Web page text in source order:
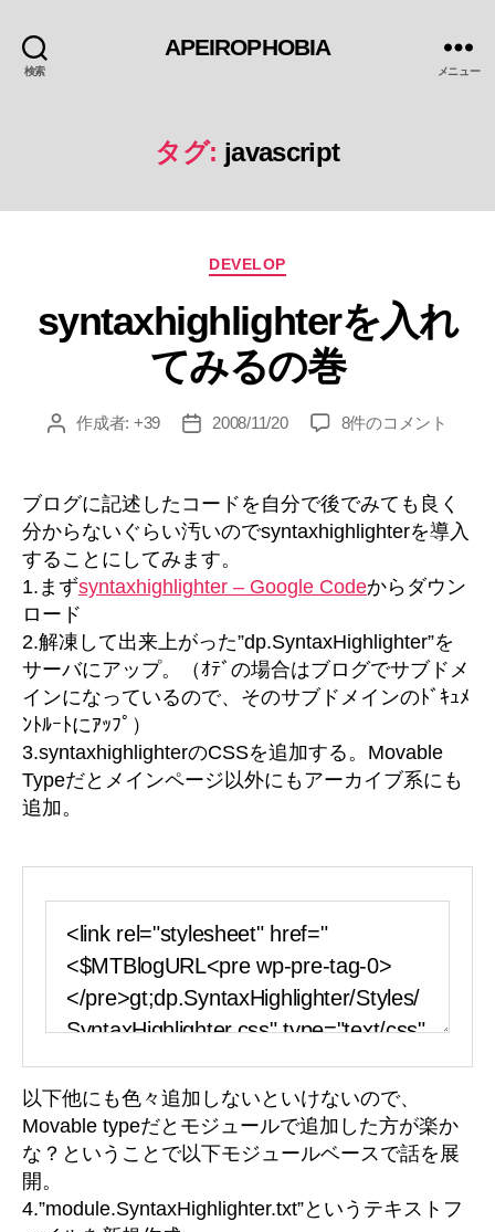
検索
APEIROPHOBIA
メニュー
タグ: javascript
カ
ゴ
リ
ー
DEVELOP
syntaxhighlighterを入れ
てみるの巻
投 作成者: +39
投
2008/11/20
syntaxhighlighter
れ
て
み
の
へ
の
8件のコメント
ブログに記述したコードを自分で後でみても良く
分からないぐらい汚いのでsyntaxhighlighterを導入
することにしてみます。
1.まずsyntaxhighlighter – Google Codeからダウン
ロード
2.解凍して出来上がった”dp.SyntaxHighlighter”を
サーバにアップ。（ｵﾃﾞの場合はブログでサブドメ
インになっているので、そのサブドメインのﾄﾞｷｭﾒ
ﾝﾄﾙｰﾄにｱｯﾌﾟ）
3.syntaxhighlighterのCSSを追加する。Movable
Typeだとメインページ以外にもアーカイブ系にも
追加。
以下他にも色々追加しないといけないので、
Movable typeだとモジュールで追加した方が楽か
な？ということで以下モジュールベースで話を展
開。
4.”module.SyntaxHighlighter.txt”というテキストフ